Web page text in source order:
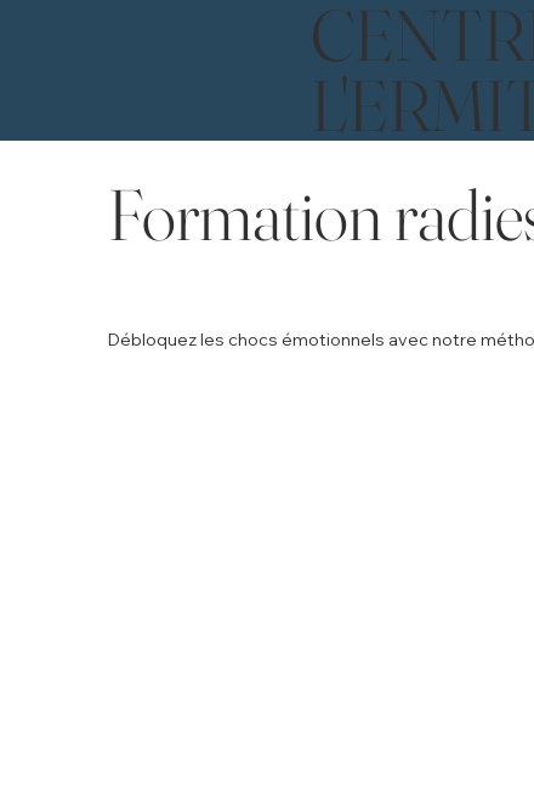
Formation
Débloquez les chocs émotionnels avec notre